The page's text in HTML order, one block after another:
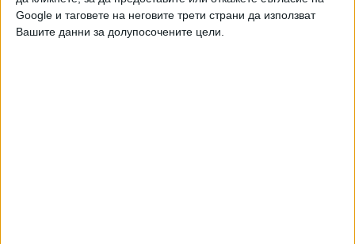
Google и таговете на неговите трети страни да използват
Вашите данни за долупосочените цели.
Последвайте ни и в